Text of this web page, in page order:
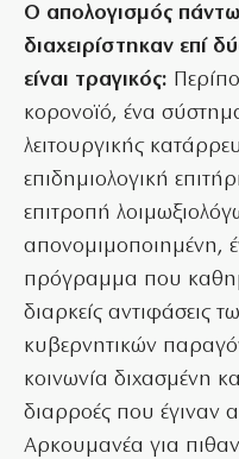
Ο απολογισμός
διαχειρίστηκαν επί
είναι τραγικός:
κορονοϊό, ένα
λειτουργικής
επιδημιολογική
επιτροπή
απονομιμοποιημένη,
πρόγραμμα που
διαρκείς αντιφάσεις
κυβερνητικών
κοινωνία διχασμένη
διαρροές που έγιναν
Αρκουμανέα για